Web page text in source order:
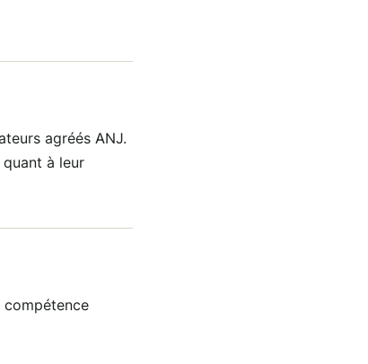
agréés ANJ.
à leur
compétence